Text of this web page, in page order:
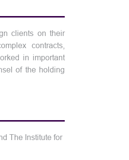
clients on their
contracts,
in important
of the holding
The Institute for